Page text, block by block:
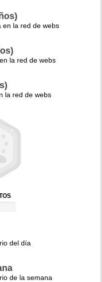
en la red de webs
la red de webs
la red de webs
del día
de la semana